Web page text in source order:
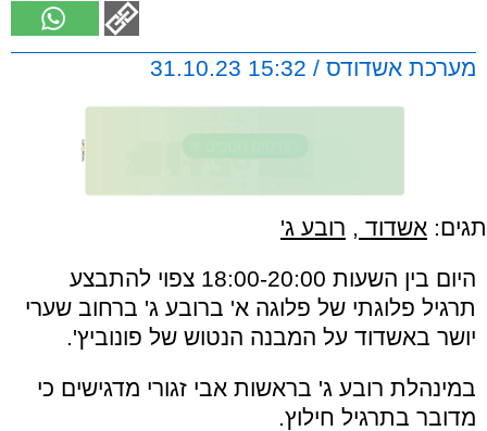
מערכת אשדודס / 15:32 31.10.23
תגים: אשדוד , רובע ג'
היום בין השעות 18:00-20:00 צפוי להתבצע
תרגיל פלוגתי של פלוגה א' ברובע ג' ברחוב שערי
יושר באשדוד על המבנה הנטוש של פונוביץ'.
במינהלת רובע ג' בראשות אבי זגורי מדגישים כי
מדובר בתרגיל חילוץ.